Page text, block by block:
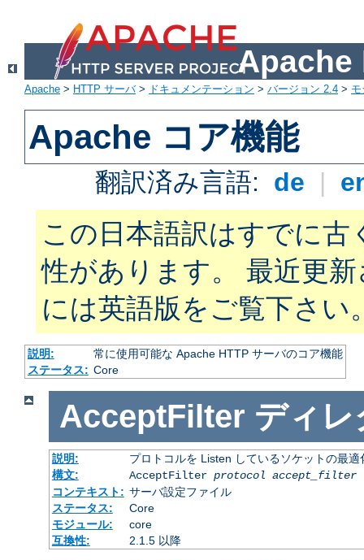
Apache
Apache > HTTP サーバ> ドキュメンテーション > バージョン 2.4 >
Apache コア機能
翻訳済み言語: de |
この日本語訳はすでに古
性があります。 最近更
には英語版をご覧下さい
説明:
常に使用可能な Apache HTTP サーバのコア機能
ステータス: Core
AcceptFilter ディレ
説明:
プロトコルを Listen しているソケットの最適
構文:
AcceptFilter protocol accept_filter
コンテキスト: サーバ設定ファイル
ステータス:
Core
モジュール:
core
互換性:
2.1.5 以降